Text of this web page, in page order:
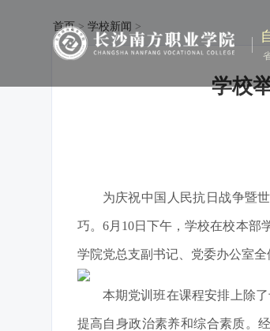
首页>学校新闻 >
学校
为庆祝中国人民抗日战争暨
巧。6月10日下午，学校在校本部
学院党总支副书记、党委办公室
本期党训班在课程安排上除
提高自身政治素养和综合素质。